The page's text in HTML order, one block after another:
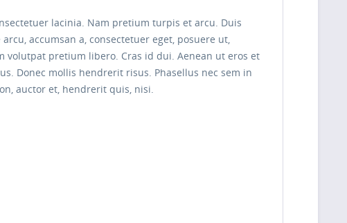
lacinia. Nam pretium turpis et arcu. Duis
accumsan a, consectetuer eget, posuere ut,
volutpat pretium libero. Cras id dui. Aenean ut eros et
Donec mollis hendrerit risus. Phasellus nec sem in
auctor et, hendrerit quis, nisi.